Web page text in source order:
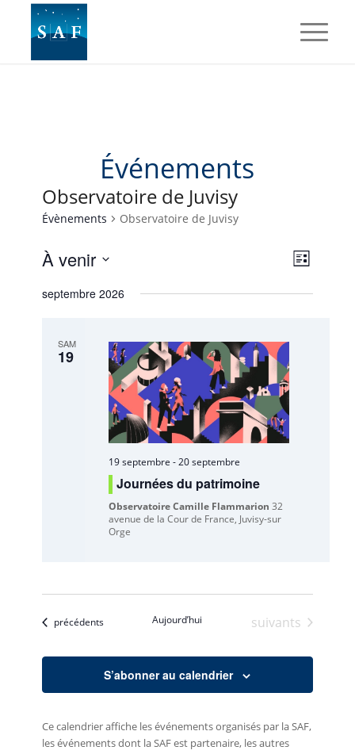
Événements
Observatoire de Juvisy
Évènements Observatoire de Juvisy
de
vues
Liste
À venir
une
septembre 2026
SAM
19
19 septembre -20 septembre
Journées du patrimoine
Observatoire Camille Flammarion32
avenue de la Cour de France, Juvisy-sur
Orge
Évènements
précédents Aujourd’hui Évènements
suivants
S’abonner au calendrier
Ce calendrier affiche les événements organisés par la SAF,
les événements dont la SAF est partenaire, les autres